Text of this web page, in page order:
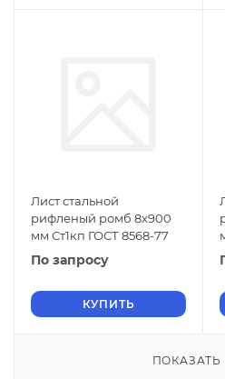
Лист стальной
рифленый ромб 8х900
мм Ст1кп ГОСТ 8568-77
По запросу
КУПИТЬ
ПОКАЗАТЬ